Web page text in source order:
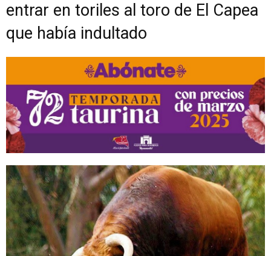
entrar en toriles al toro de El Capea
que había indultado